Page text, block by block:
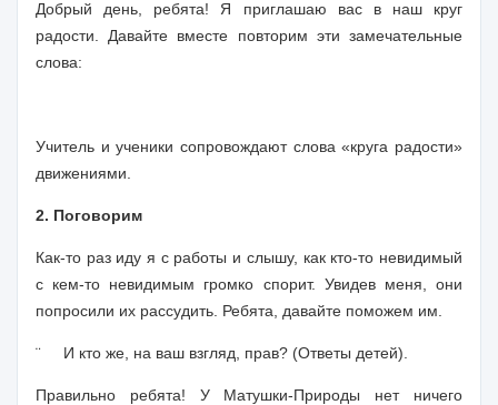
Добрый день, ребята! Я приглашаю вас в наш круг
радости. Давайте вместе повторим эти замечательные
слова:
Учитель и ученики сопровождают слова «круга радости»
движениями.
2. Поговорим
Как-то раз иду я с работы и слышу, как кто-то невидимый
с кем-то невидимым громко спорит. Увидев меня, они
попросили их рассудить. Ребята, давайте поможем им.
¨ И кто же, на ваш взгляд, прав? (Ответы детей).
Правильно ребята! У Матушки-Природы нет ничего